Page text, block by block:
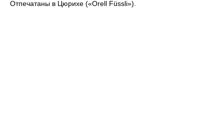
Отпечатаны в Цюрихе («Orell Füssli»).